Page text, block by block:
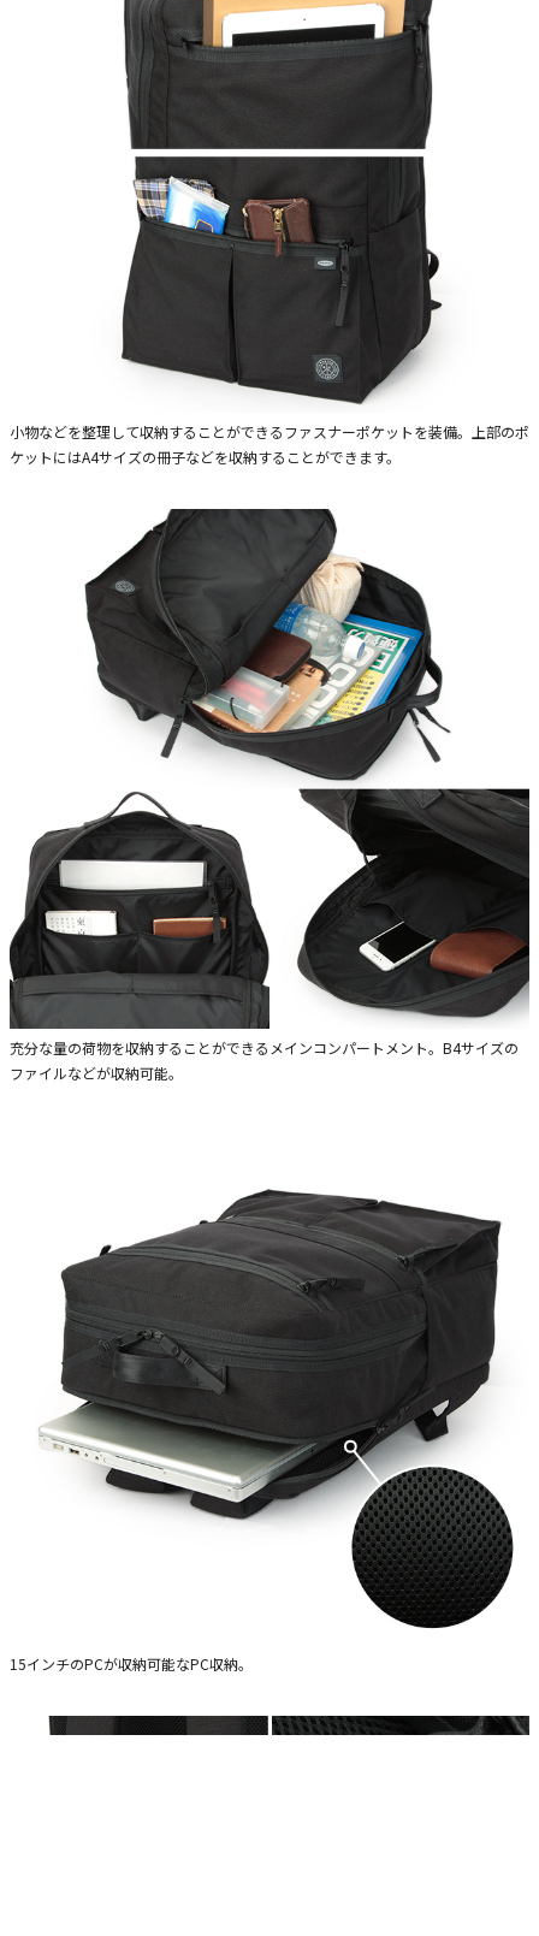
小物などを整理して収納することができるファスナーポケットを装備。上部のポ
ケットにはA4サイズの冊子などを収納することができます。
充分な量の荷物を収納することができるメインコンパートメント。B4サイズの
ファイルなどが収納可能。
15インチのPCが収納可能なPC収納。